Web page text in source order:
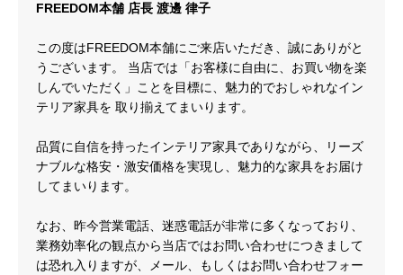
FREEDOM本舗 店長 渡邊 律子
この度はFREEDOM本舗にご来店いただき、誠にありがと
うございます。 当店では「お客様に自由に、お買い物を楽
しんでいただく」ことを目標に、魅力的でおしゃれなイン
テリア家具を 取り揃えてまいります。
品質に自信を持ったインテリア家具でありながら、リーズ
ナブルな格安・激安価格を実現し、魅力的な家具をお届け
してまいります。
なお、昨今営業電話、迷惑電話が非常に多くなっており、
業務効率化の観点から当店ではお問い合わせにつきまして
は恐れ入りますが、メール、もしくはお問い合わせフォー